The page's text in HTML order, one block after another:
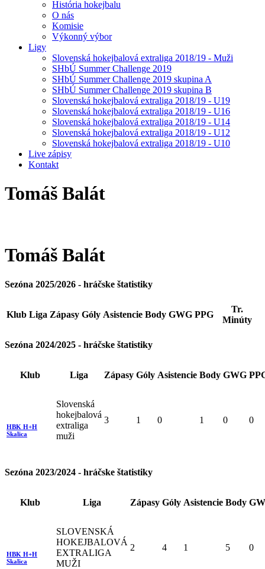
História hokejbalu
O nás
Komisie
Výkonný výbor
Ligy
Slovenská hokejbalová extraliga 2018/19 - Muži
SHbÚ Summer Challenge 2019
SHbÚ Summer Challenge 2019 skupina A
SHbÚ Summer Challenge 2019 skupina B
Slovenská hokejbalová extraliga 2018/19 - U19
Slovenská hokejbalová extraliga 2018/19 - U16
Slovenská hokejbalová extraliga 2018/19 - U14
Slovenská hokejbalová extraliga 2018/19 - U12
Slovenská hokejbalová extraliga 2018/19 - U10
Live zápisy
Kontakt
Tomáš Balát
Tomáš Balát
Sezóna 2025/2026 - hráčske štatistiky
Klub Liga Zápasy Góly Asistencie Body GWG PPG
Tr.
Minúty
Sezóna 2024/2025 - hráčske štatistiky
Klub Liga Zápasy Góly Asistencie Body GWG
HBK H+H
Skalica
Slovenská
hokejbalová
extraliga
muži
3 1 0 1 0 0
Sezóna 2023/2024 - hráčske štatistiky
Klub Liga Zápasy Góly Asistencie Body
HBK H+H
Skalica
SLOVENSKÁ
HOKEJBALOVÁ
EXTRALIGA
MUŽI
2 4 1 5 0